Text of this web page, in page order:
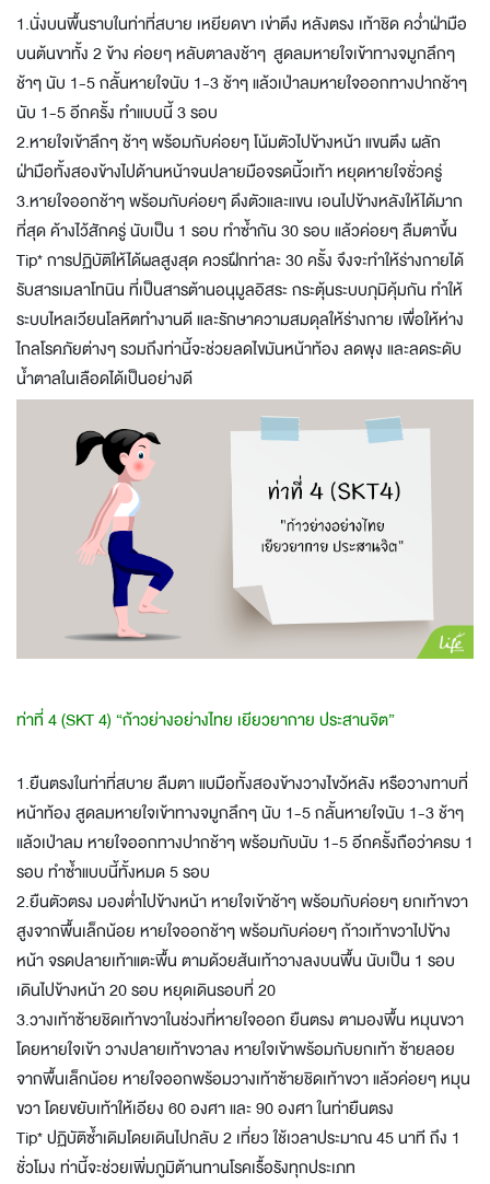
1.นั่งบนพื้นราบในท่าที่สบาย เหยียดขา เข่าตึง หลังตรง เท้าชิด คว่ำฝ่ามือ
บนต้นขาทั้ง 2 ข้าง ค่อยๆ หลับตาลงช้าๆ สูดลมหายใจเข้าทางจมูกลึกๆ
ช้าๆ นับ 1-5 กลั้นหายใจนับ 1-3 ช้าๆ แล้วเป่าลมหายใจออกทางปากช้าๆ
นับ 1-5 อีกครั้ง ทำแบบนี้ 3 รอบ
2.หายใจเข้าลึกๆ ช้าๆ พร้อมกับค่อยๆ โน้มตัวไปข้างหน้า แขนตึง ผลัก
ฝ่ามือทั้งสองข้างไปด้านหน้าจนปลายมือจรดนิ้วเท้า หยุดหายใจชั่วครู่
3.หายใจออกช้าๆ พร้อมกับค่อยๆ ดึงตัวและแขน เอนไปข้างหลังให้ได้มาก
ที่สุด ค้างไว้สักครู่ นับเป็น 1 รอบ ทำซ้ำกัน 30 รอบ แล้วค่อยๆ ลืมตาขึ้น
Tip* การปฏิบัติให้ได้ผลสูงสุด ควรฝึกท่าละ 30 ครั้ง จึงจะทำให้ร่างกายได้
รับสารเมลาโทนิน ที่เป็นสารต้านอนุมูลอิสระ กระตุ้นระบบภุมิคุ้มกัน ทำให้
ระบบไหลเวียนโลหิตทำงานดี และรักษาความสมดุลให้ร่างกาย เพื่อให้ห่าง
ไกลโรคภัยต่างๆ รวมถึงท่านี้จะช่วยลดไขมันหน้าท้อง ลดพุง และลดระดับ
น้ำตาลในเลือดได้เป็นอย่างดี
ท่าที่ 4 (SKT 4) “ก้าวย่างอย่างไทย เยียวยากาย ประสานจิต”
1.ยืนตรงในท่าที่สบาย ลืมตา แบมือทั้งสองข้างวางไขว้หลัง หรือวางทาบที่
หน้าท้อง สูดลมหายใจเข้าทางจมูกลึกๆ นับ 1-5 กลั้นหายใจนับ 1-3 ช้าๆ
แล้วเป่าลม หายใจออกทางปากช้าๆ พร้อมกับนับ 1-5 อีกครั้งถือว่าครบ 1
รอบ ทำซ้ำแบบนี้ทั้งหมด 5 รอบ
2.ยืนตัวตรง มองต่ำไปข้างหน้า หายใจเข้าช้าๆ พร้อมกับค่อยๆ ยกเท้าขวา
สูงจากพื้นเล็กน้อย หายใจออกช้าๆ พร้อมกับค่อยๆ ก้าวเท้าขวาไปข้าง
หน้า จรดปลายเท้าแตะพื้น ตามด้วยส้นเท้าวางลงบนพื้น นับเป็น 1 รอบ
เดินไปข้างหน้า 20 รอบ หยุดเดินรอบที่ 20
3.วางเท้าซ้ายชิดเท้าขวาในช่วงที่หายใจออก ยืนตรง ตามองพื้น หมุนขวา
โดยหายใจเข้า วางปลายเท้าขวาลง หายใจเข้าพร้อมกับยกเท้า ซ้ายลอย
จากพื้นเล็กน้อย หายใจออกพร้อมวางเท้าซ้ายชิดเท้าขวา แล้วค่อยๆ หมุน
ขวา โดยขยับเท้าให้เอียง 60 องศา และ 90 องศา ในท่ายืนตรง
Tip* ปฏิบัติซ้ำเดิมโดยเดินไปกลับ 2 เที่ยว ใช้เวลาประมาณ 45 นาที ถึง 1
ชั่วโมง ท่านี้จะช่วยเพิ่มภูมิต้านทานโรคเรื้อรังทุกประเภท